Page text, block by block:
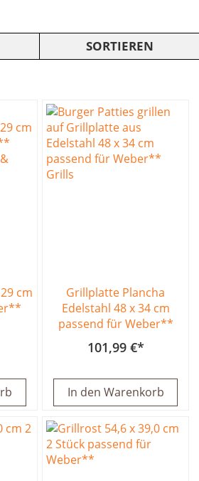
SORTIEREN
cm
Grillplatte Plancha
Edelstahl 48 x 34 cm
passend für Weber**
101,99 €
In den Warenkorb